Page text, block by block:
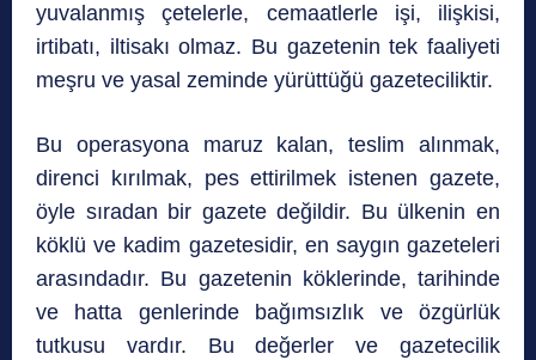
yuvalanmış çetelerle, cemaatlerle işi, ilişkisi,
irtibatı, iltisakı olmaz. Bu gazetenin tek faaliyeti
meşru ve yasal zeminde yürüttüğü gazeteciliktir.
Bu operasyona maruz kalan, teslim alınmak,
direnci kırılmak, pes ettirilmek istenen gazete,
öyle sıradan bir gazete değildir. Bu ülkenin en
köklü ve kadim gazetesidir, en saygın gazeteleri
arasındadır. Bu gazetenin köklerinde, tarihinde
ve hatta genlerinde bağımsızlık ve özgürlük
tutkusu vardır. Bu değerler ve gazetecilik